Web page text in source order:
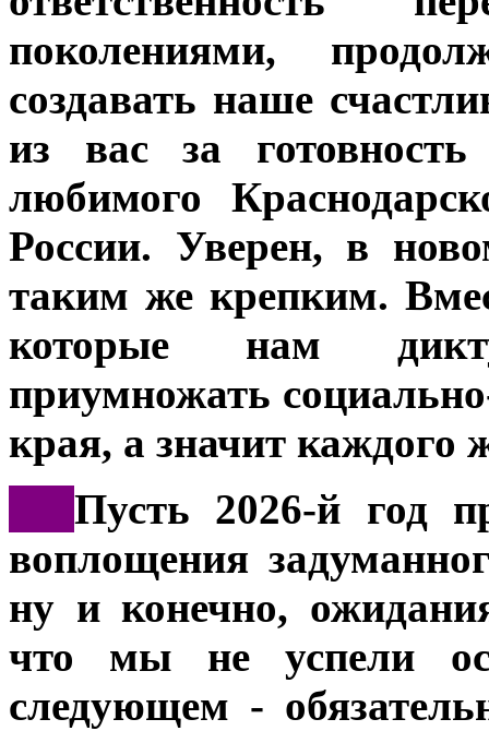
поколениями,
создавать наше
из вас за
любимого
России. Уверен, в
таким же крепким.
которые нам
приумножать
края, а значит каждого
Пусть 2026-й год
воплощения
ну и конечно,
что мы не успели
следующем -